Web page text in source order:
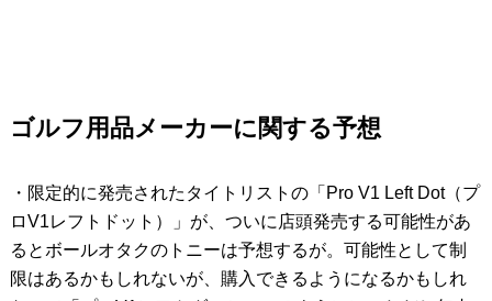
ゴルフ用品メーカーに関する予想
・限定的に発売されたタイトリストの「Pro V1 Left Dot（プ
ロV1レフトドット）」が、ついに店頭発売する可能性があ
るとボールオタクのトニーは予想するが。可能性として制
限はあるかもしれないが、購入できるようになるかもしれ